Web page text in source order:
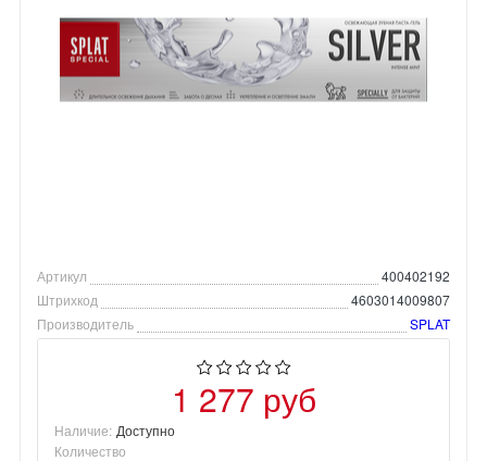
Артикул
400402192
Штрихкод
4603014009807
Производитель
SPLAT
1 277 руб
Наличие: Доступно
Количество